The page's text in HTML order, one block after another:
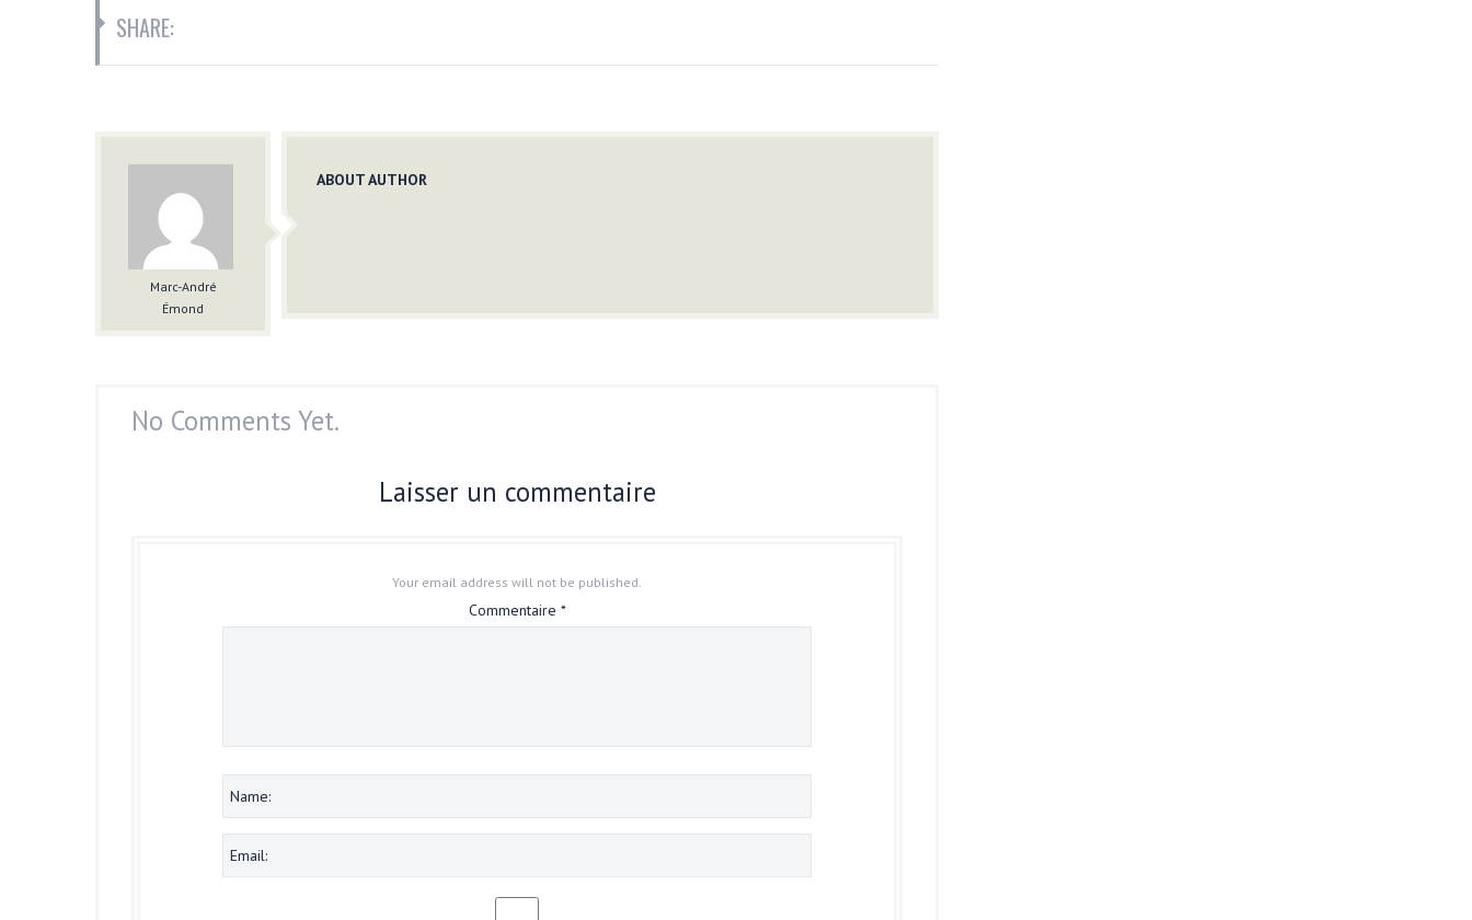
SHARE:
Marc-André
Émond
ABOUT AUTHOR
No Comments Yet.
Laisser un commentaire
Your email address will not be published.
Commentaire *